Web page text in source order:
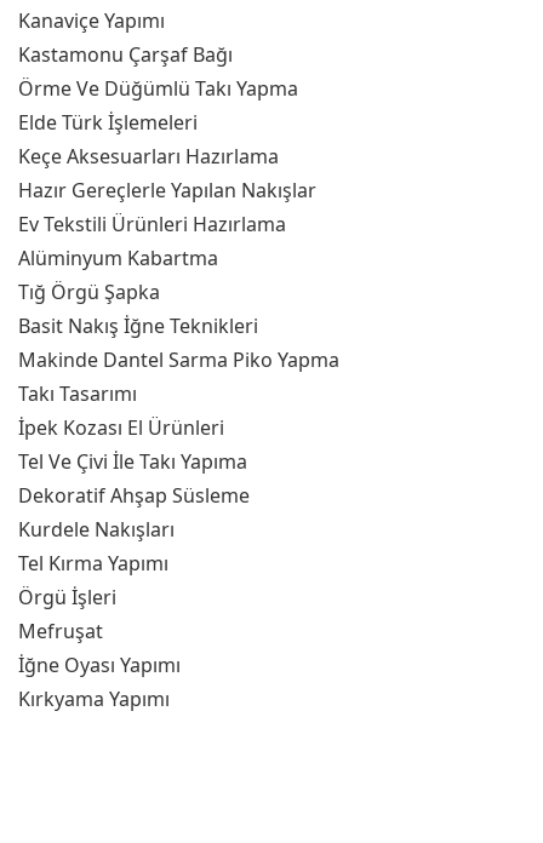
Kanaviçe Yapımı
Kastamonu Çarşaf Bağı
Örme Ve Düğümlü Takı Yapma
Elde Türk İşlemeleri
Keçe Aksesuarları Hazırlama
Hazır Gereçlerle Yapılan Nakışlar
Ev Tekstili Ürünleri Hazırlama
Alüminyum Kabartma
Tığ Örgü Şapka
Basit Nakış İğne Teknikleri
Makinde Dantel Sarma Piko Yapma
Takı Tasarımı
İpek Kozası El Ürünleri
Tel Ve Çivi İle Takı Yapıma
Dekoratif Ahşap Süsleme
Kurdele Nakışları
Tel Kırma Yapımı
Örgü İşleri
Mefruşat
İğne Oyası Yapımı
Kırkyama Yapımı